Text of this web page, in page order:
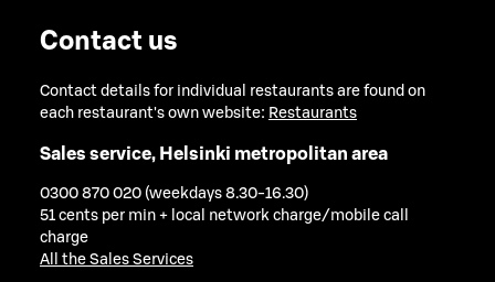
Contact us
Contact details for individual restaurants are found on
each restaurant's own website: Restaurants
Sales service, Helsinki metropolitan area
0300 870 020 (weekdays 8.30-16.30)
51 cents per min + local network charge/mobile call
charge
All the Sales Services